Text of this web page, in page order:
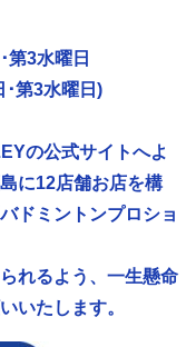
第3水曜日
･第3水曜日)
の公式サイトへよ
に12店舗お店を構
ドミントンプロショ
れるよう、 一生懸命
いたします。